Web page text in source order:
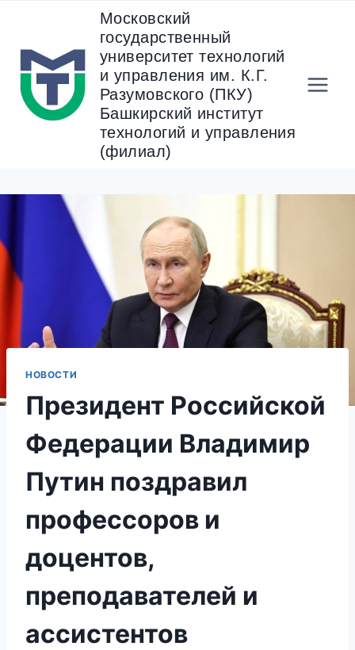
содержанию
Московский
государственный
университет технологий
и управления им. К.Г.
Разумовского (ПКУ)
Башкирский институт
технологий и управления
(филиал)
НОВОСТИ
Президент Российской
Федерации Владимир
Путин поздравил
профессоров и
доцентов,
преподавателей и
ассистентов